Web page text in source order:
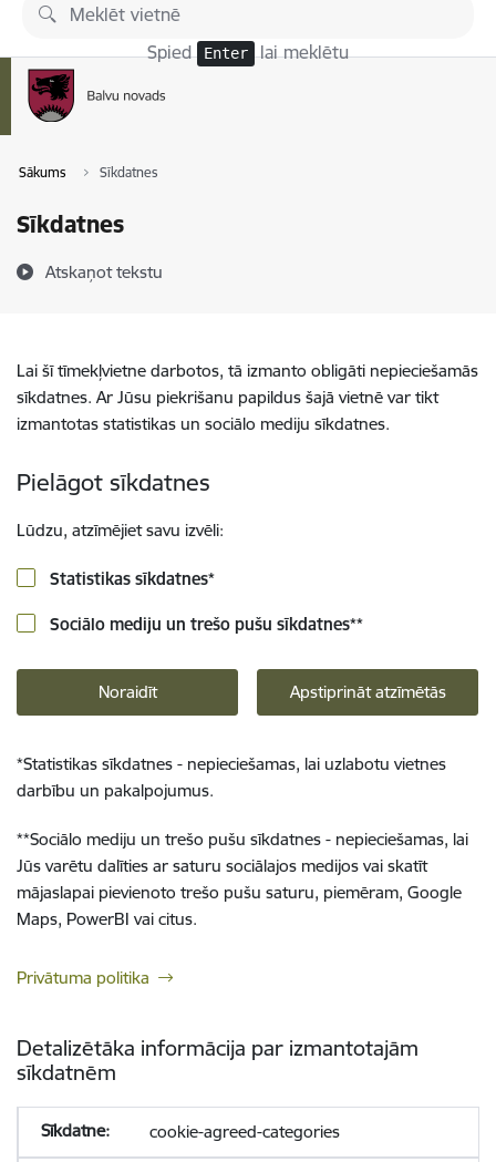
Pāriet uz lapas saturu
Spied Enter lai meklētu
Sākums Sīkdatnes
Sīkdatnes
Atskaņot tekstu
Lai šī tīmekļvietne darbotos, tā izmanto obligāti nepieciešamās
sīkdatnes. Ar Jūsu piekrišanu papildus šajā vietnē var tikt
izmantotas statistikas un sociālo mediju sīkdatnes.
Pielāgot sīkdatnes
Lūdzu, atzīmējiet savu izvēli:
Statistikas sīkdatnes*
Sociālo mediju un trešo pušu sīkdatnes**
Noraidīt Apstiprināt atzīmētās
*Statistikas sīkdatnes - nepieciešamas, lai uzlabotu vietnes
darbību un pakalpojumus.
**Sociālo mediju un trešo pušu sīkdatnes - nepieciešamas, lai
Jūs varētu dalīties ar saturu sociālajos medijos vai skatīt
mājaslapai pievienoto trešo pušu saturu, piemēram, Google
Maps, PowerBI vai citus.
Privātuma politika
Detalizētāka informācija par izmantotajām
sīkdatnēm
cookie-agreed-categories